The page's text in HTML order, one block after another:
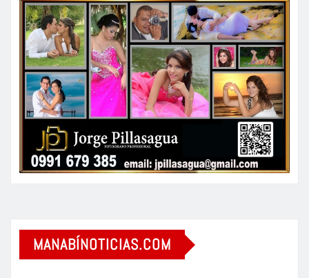
MANABÍNOTICIAS.COM